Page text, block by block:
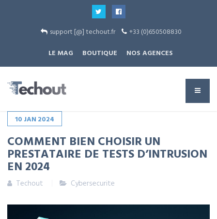
support [@] techout.fr
+33 (0)650508830
LE MAG
BOUTIQUE NOS AGENCES
10 JAN 2024
COMMENT BIEN CHOISIR UN
PRESTATAIRE DE TESTS D’INTRUSION
EN 2024
Techout Cybersecurite